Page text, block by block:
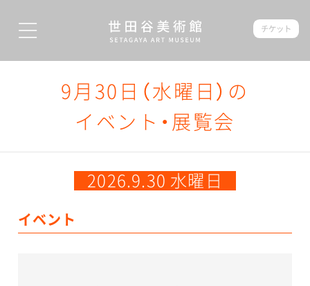
チケット
9月30日（水曜日）の
イベント・展覧会
2026.9.30 水曜日
イベント